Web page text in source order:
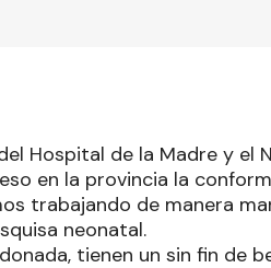
Hospital de la Madre y el
en la provincia la
trabajando de manera
neonatal.
tienen un sin fin de